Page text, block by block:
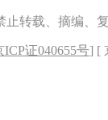
止转载、摘编、
ICP证040655号] [